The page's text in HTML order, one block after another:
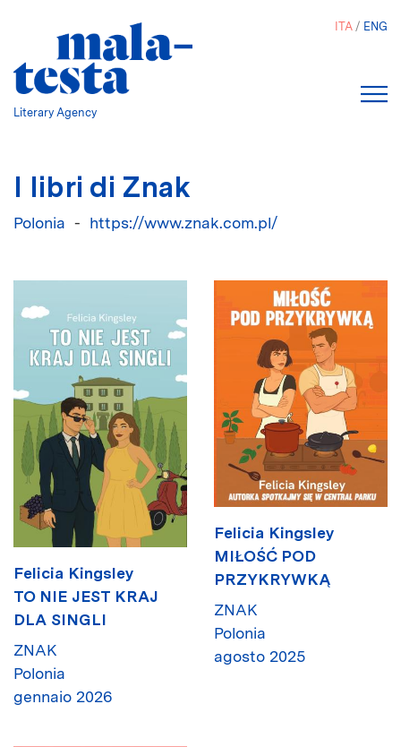
Literary Agency
ITA ENG
I libri di Znak
Polonia https://www.znak.com.pl/
Felicia Kingsley
TO NIE JEST KRAJ
DLA SINGLI
ZNAK
Polonia
gennaio 2026
Felicia Kingsley
MIŁOŚĆ POD
PRZYKRYWKĄ
ZNAK
Polonia
agosto 2025